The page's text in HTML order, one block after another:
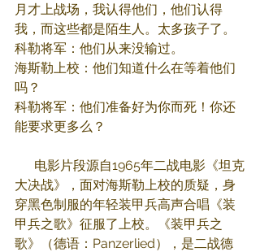
月才上战场，我认得他们，他们认得
我，而这些都是陌生人。太多孩子了。
科勒将军：他们从来没输过。
海斯勒上校：他们知道什么在等着他们
吗？
科勒将军：他们准备好为你而死！你还
能要求更多么？
电影片段源自1965年二战电影《坦克
大决战》，面对海斯勒上校的质疑，身
穿黑色制服的年轻装甲兵高声合唱《装
甲兵之歌》征服了上校。《装甲兵之
歌》（德语：Panzerlied），是二战德